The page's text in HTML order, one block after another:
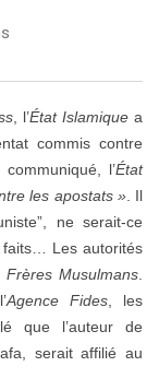
, l’État Islamiquea
commis contre
l’État
les apostats ». Il
ne serait-ce
Les autorités
Frères Musulmans.
Agence Fides, les
que l’auteur de
serait affilié au